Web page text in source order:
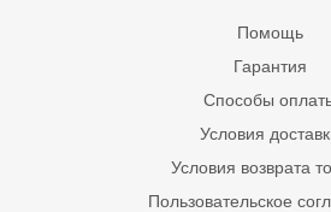
Помощь
Гарантия
Способы
Условия
Условия возврата
Пользовательское